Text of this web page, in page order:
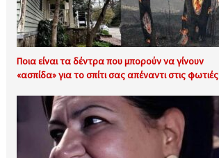
Ποια είναι τα δέντρα που μπορούν να γίνουν
«ασπίδα» για το σπίτι σας απέναντι στις φωτιές